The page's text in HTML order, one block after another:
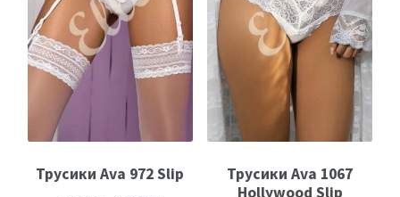
Трусики Ava 972 Slip
Трусики Ava 1067
Hollywood Slip